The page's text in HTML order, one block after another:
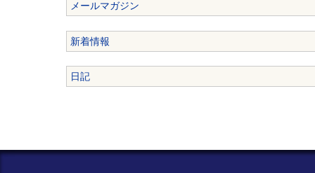
メールマガジン
新着情報
日記